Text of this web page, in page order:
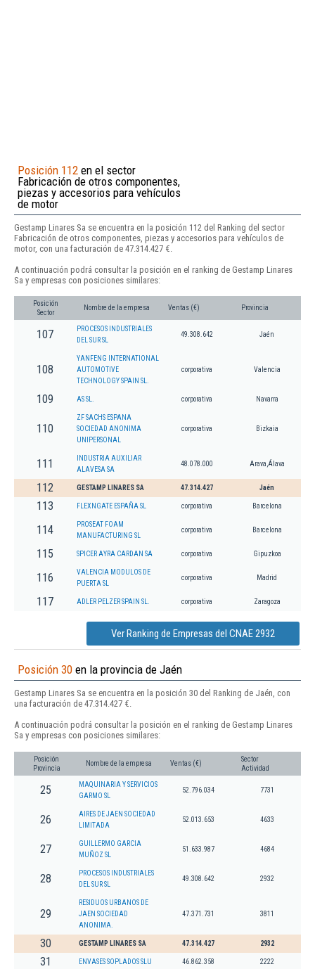
Posición 112 en el sector
Fabricación de otros componentes,
piezas y accesorios para vehículos
de motor
Gestamp Linares Sa se encuentra en la posición 112 del Ranking del sector
Fabricación de otros componentes, piezas y accesorios para vehículos de
motor, con una facturación de 47.314.427 €.
A continuación podrá consultar la posición en el ranking de Gestamp Linares
Sa y empresas con posiciones similares:
Posición
Sector
Nombre de la empresa Ventas (€) Provincia
107
PROCESOS INDUSTRIALES
DEL SUR SL
49.308.642 Jaén
108
YANFENG INTERNATIONAL
AUTOMOTIVE
TECHNOLOGY SPAIN SL.
corporativa Valencia
109 AS SL. corporativa Navarra
110
ZF SACHS ESPANA
SOCIEDAD ANONIMA
UNIPERSONAL
corporativa Bizkaia
111
INDUSTRIA AUXILIAR
ALAVESA SA
48.078.000 Arava,Álava
112 GESTAMP LINARES SA 47.314.427 Jaén
113 FLEXNGATE ESPAÑA SL corporativa Barcelona
114
PROSEAT FOAM
MANUFACTURING SL
corporativa Barcelona
115 SPICER AYRA CARDAN SA corporativa Gipuzkoa
116
VALENCIA MODULOS DE
PUERTA SL
corporativa Madrid
117 ADLER PELZER SPAIN SL. corporativa Zaragoza
Ver Ranking de Empresas del CNAE 2932
Posición 30 en la provincia de Jaén
Gestamp Linares Sa se encuentra en la posición 30 del Ranking de Jaén, con
una facturación de 47.314.427 €.
A continuación podrá consultar la posición en el ranking de Gestamp Linares
Sa y empresas con posiciones similares:
Posición
Provincia
Nombre de la empresa Ventas (€)
Sector
Actividad
25
MAQUINARIA Y SERVICIOS
GARMO SL
52.796.034 7731
26
AIRES DE JAEN SOCIEDAD
LIMITADA
52.013.653 4633
27
GUILLERMO GARCIA
MUÑOZ SL
51.633.987 4684
28
PROCESOS INDUSTRIALES
DEL SUR SL
49.308.642 2932
29
RESIDUOS URBANOS DE
JAEN SOCIEDAD
ANONIMA.
47.371.731 3811
30 GESTAMP LINARES SA 47.314.427 2932
31 ENVASES SOPLADOS SLU 46.862.358 2222